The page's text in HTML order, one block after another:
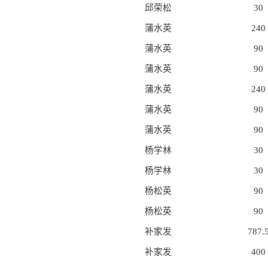
邱荣松 30
蒲水英 240
蒲水英 90
蒲水英 90
蒲水英 240
蒲水英 90
蒲水英 90
杨学林 30
杨学林 30
杨松英 90
杨松英 90
补家发
补家发 400